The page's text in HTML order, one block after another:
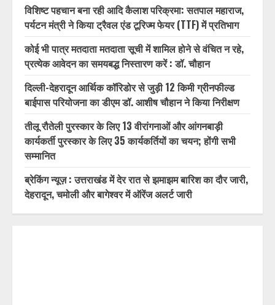
विशिष्ट पहचान बना रही आदि कैलाश परिक्रमा: सतपाल महाराज,
पर्यटन मंत्री ने किया ट्रैवल एंड टूरिज्म फेयर (TTF) में प्रतिभाग
कोई भी पात्र मतदाता मतदाता सूची में शामिल होने से वंचित न रहे,
प्रत्येक आवेदन का समयबद्ध निस्तारण करें : डॉ. चौहान
दिल्ली-देहरादून आर्थिक कॉरिडोर से जुड़ी 12 किमी ग्रीनफील्ड
बाईपास परियोजना का डीएम डॉ. आशीष चौहान ने किया निरीक्षण
तीलू रौतेली पुरस्कार के लिए 13 वीरांगनाओं और आंगनबाड़ी
कार्यकर्ती पुरस्कार के लिए 35 कार्यकर्तियों का चयन; होंगी सभी
सम्मानित
ब्रेकिंग न्यूज़ : उत्तराखंड में देर रात से झमाझम बारिश का दौर जारी,
देहरादून, चमोली और बागेश्वर में ऑरेंज अलर्ट जारी